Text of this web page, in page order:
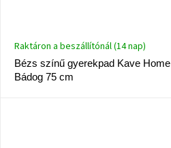
Bézs színű gyerekpad Kave Home
Bádog 75 cm
Raktáron a beszállítónál (14 nap)